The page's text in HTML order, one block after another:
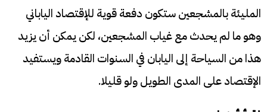
المليئة بالمشجعين ستكون دفعة قوية للإقتصاد الياباني
وهو ما لم يحدث مع غياب المشجعين، لكن يمكن أن يزيد
هذا من السياحة إلى اليابان في السنوات القادمة ويستفيد
الإقتصاد على المدى الطويل ولو قليلا.